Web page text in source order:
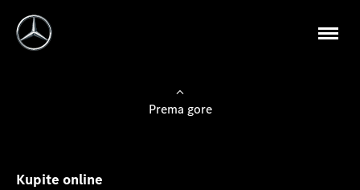
Prema gore
Kupite online